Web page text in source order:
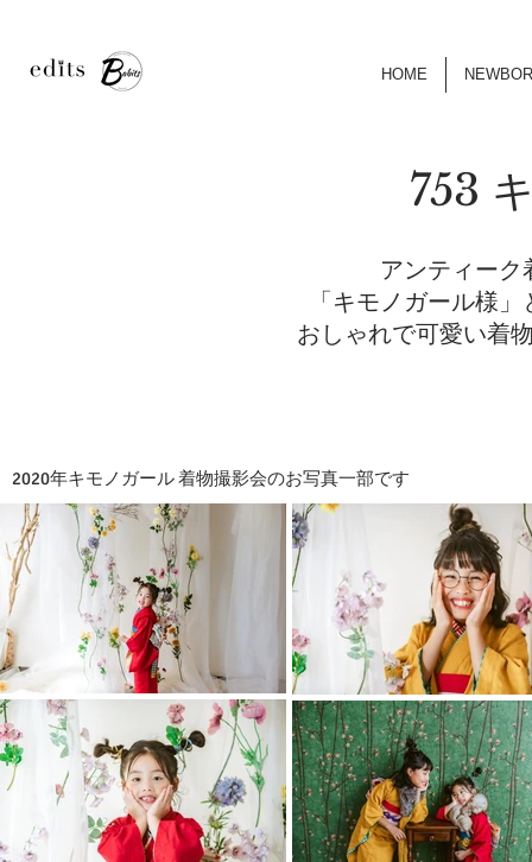
HOME
753
アンティーク
「キモノガール様
おしゃれで可愛い着
2020年キモノガール 着物撮影会のお写真一部です